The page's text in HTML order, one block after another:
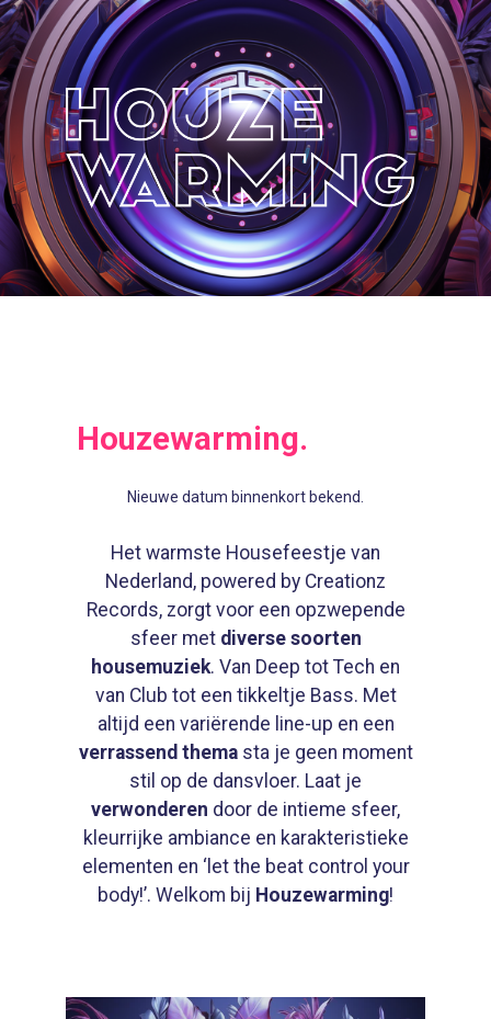
Houzewarming.
Nieuwe datum binnenkort bekend.
Het warmste Housefeestje van
Nederland, powered by Creationz
Records, zorgt voor een opzwepende
sfeer met diverse soorten
housemuziek. Van Deep tot Tech en
van Club tot een tikkeltje Bass. Met
altijd een variërende line-up en een
verrassend themasta je geen moment
stil op de dansvloer. Laat je
verwonderen door de intieme sfeer,
kleurrijke ambiance en karakteristieke
elementen en ‘let the beat control your
body!’. Welkom bij Houzewarming!